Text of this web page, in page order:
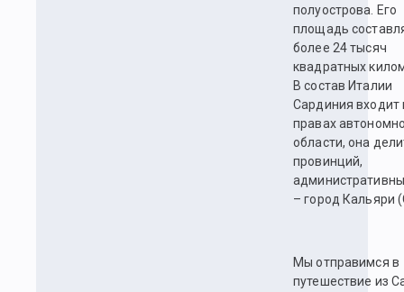
полуострова. Его
площадь
более 24 тысяч
квадратных
В состав Италии
Сардиния входит
правах
области, она
провинций,
– город Кальяри
Мы отправимся в
путешествие из